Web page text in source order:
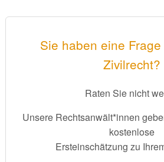
Sie haben eine
Zivilrecht?
Raten Sie nicht
Unsere Rechtsanwält*innen
kostenlose
Ersteinschätzung zu